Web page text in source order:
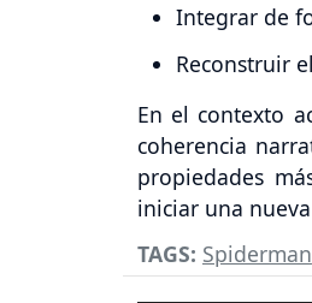
Integrar de
Reconstruir
En el contexto
coherencia
propiedades
iniciar una
TAGS: Spiderman